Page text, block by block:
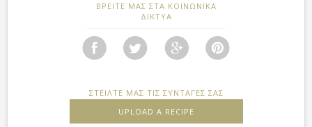
ΒΡΕΙΤΕ ΜΑΣ ΣΤΑ ΚΟΙΝΩΝΙΚΑ
ΔΙΚΤΥΑ
ΣΤΕΙΛΤΕ ΜΑΣ ΤΙΣ ΣΥΝΤΑΓΕΣ ΣΑΣ
UPLOAD A RECIPE